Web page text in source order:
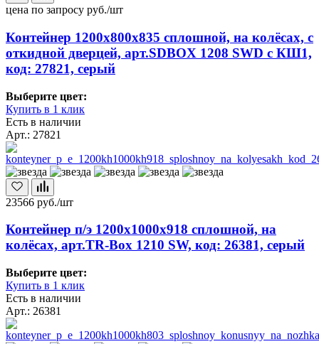
цена по запросу руб./шт
Контейнер 1200х800х835 сплошной, на колёсах, с
откидной дверцей, арт.SDBOX 1208 SWD с КШ1,
код: 27821, серый
Выберите цвет:
Купить в 1 клик
Есть в наличии
Арт.: 27821
23566 руб./шт
Контейнер п/э 1200х1000х918 сплошной, на
колёсах, арт.TR-Box 1210 SW, код: 26381, серый
Выберите цвет:
Купить в 1 клик
Есть в наличии
Арт.: 26381